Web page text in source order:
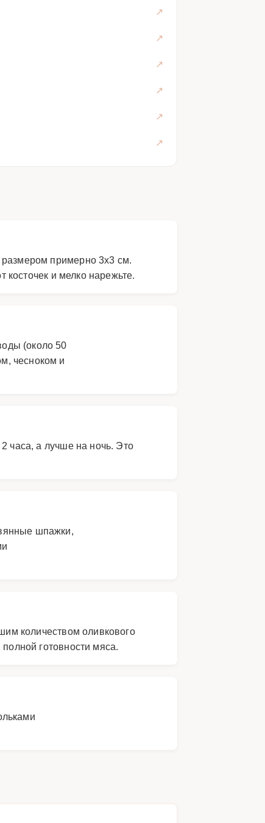
примерно 3х3 см.
косточек и мелко нарежьте.
(около 50
чесноком и
часа, а лучше на ночь. Это
шпажки,
количеством оливкового
готовности мяса.